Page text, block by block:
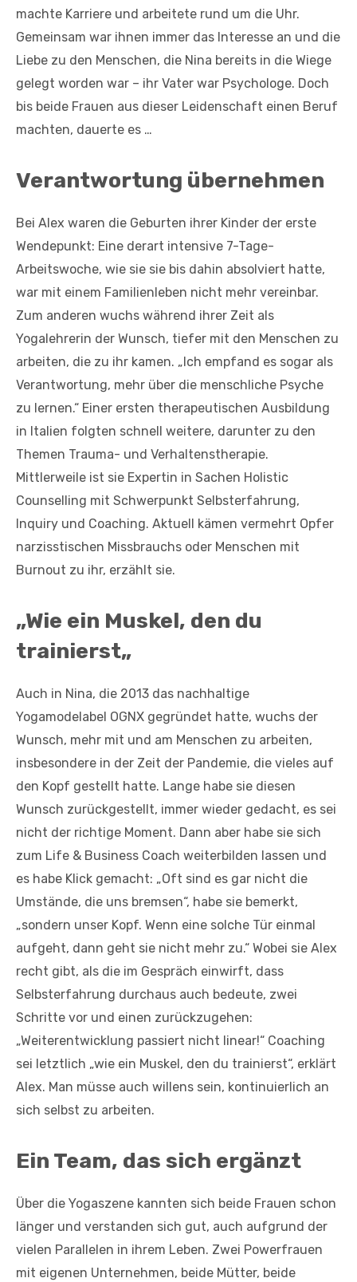
machte Karriere und arbeitete rund um die Uhr.
Gemeinsam war ihnen immer das Interesse an und die
Liebe zu den Menschen, die Nina bereits in die Wiege
gelegt worden war – ihr Vater war Psychologe. Doch
bis beide Frauen aus dieser Leidenschaft einen Beruf
machten, dauerte es …
Verantwortung übernehmen
Bei Alex waren die Geburten ihrer Kinder der erste
Wendepunkt: Eine derart intensive 7-Tage-
Arbeitswoche, wie sie sie bis dahin absolviert hatte,
war mit einem Familienleben nicht mehr vereinbar.
Zum anderen wuchs während ihrer Zeit als
Yogalehrerin der Wunsch, tiefer mit den Menschen zu
arbeiten, die zu ihr kamen. „Ich empfand es sogar als
Verantwortung, mehr über die menschliche Psyche
zu lernen.“ Einer ersten therapeutischen Ausbildung
in Italien folgten schnell weitere, darunter zu den
Themen Trauma- und Verhaltenstherapie.
Mittlerweile ist sie Expertin in Sachen Holistic
Counselling mit Schwerpunkt Selbsterfahrung,
Inquiry und Coaching. Aktuell kämen vermehrt Opfer
narzisstischen Missbrauchs oder Menschen mit
Burnout zu ihr, erzählt sie.
„Wie ein Muskel, den du
trainierst„
Auch in Nina, die 2013 das nachhaltige
Yogamodelabel OGNX gegründet hatte, wuchs der
Wunsch, mehr mit und am Menschen zu arbeiten,
insbesondere in der Zeit der Pandemie, die vieles auf
den Kopf gestellt hatte. Lange habe sie diesen
Wunsch zurückgestellt, immer wieder gedacht, es sei
nicht der richtige Moment. Dann aber habe sie sich
zum Life & Business Coach weiterbilden lassen und
es habe Klick gemacht: „Oft sind es gar nicht die
Umstände, die uns bremsen“, habe sie bemerkt,
„sondern unser Kopf. Wenn eine solche Tür einmal
aufgeht, dann geht sie nicht mehr zu.“ Wobei sie Alex
recht gibt, als die im Gespräch einwirft, dass
Selbsterfahrung durchaus auch bedeute, zwei
Schritte vor und einen zurückzugehen:
„Weiterentwicklung passiert nicht linear!“ Coaching
sei letztlich „wie ein Muskel, den du trainierst“, erklärt
Alex. Man müsse auch willens sein, kontinuierlich an
sich selbst zu arbeiten.
Ein Team, das sich ergänzt
Über die Yogaszene kannten sich beide Frauen schon
länger und verstanden sich gut, auch aufgrund der
vielen Parallelen in ihrem Leben. Zwei Powerfrauen
mit eigenen Unternehmen, beide Mütter, beide